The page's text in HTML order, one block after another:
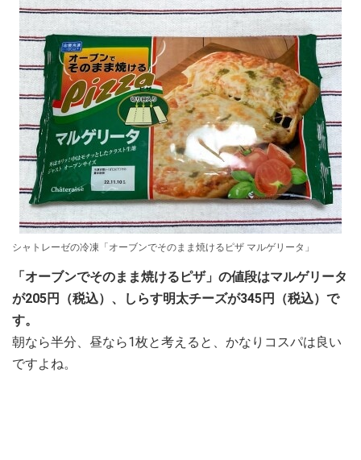
シャトレーゼの冷凍「オーブンでそのまま焼けるピザ マルゲリータ」
「オーブンでそのまま焼けるピザ」の値段はマルゲリータ
が205円（税込）、しらす明太チーズが345円（税込）で
す。
朝なら半分、昼なら1枚と考えると、かなりコスパは良い
ですよね。